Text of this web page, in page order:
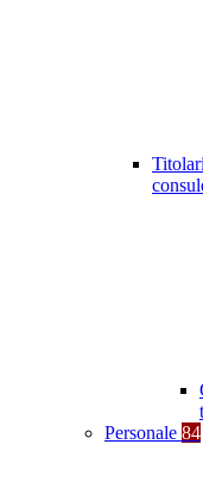
Personale 84